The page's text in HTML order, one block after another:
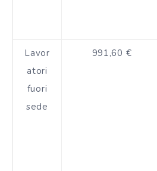
Lavor
atori
fuori
sede
991,60 €